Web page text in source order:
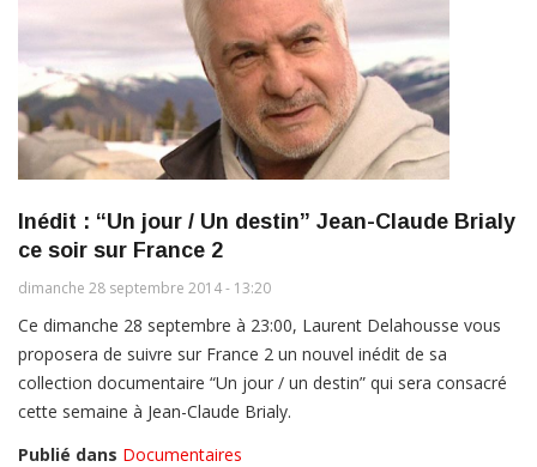
Inédit : “Un jour / Un destin” Jean-Claude Brialy
ce soir sur France 2
dimanche 28 septembre 2014 - 13:20
Ce dimanche 28 septembre à 23:00, Laurent Delahousse vous
proposera de suivre sur France 2 un nouvel inédit de sa
collection documentaire “Un jour / un destin” qui sera consacré
cette semaine à Jean-Claude Brialy.
Publié dans Documentaires